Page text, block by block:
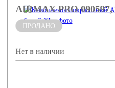
AIRMAX PRO
Нет в наличии
ПРОДАНО